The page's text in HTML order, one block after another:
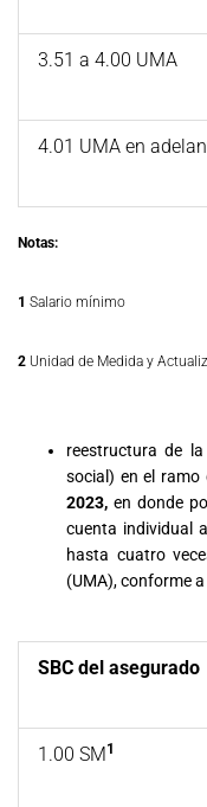
3.51 a 4.00 UMA
4.01 UMA en
Notas:
1 Salario mínimo
2 Unidad de Medida y
reestructura de
social) en el ramo
2023, en donde
cuenta individual
hasta cuatro
(UMA), conforme
SBC del asegurado
1.00 SM 1